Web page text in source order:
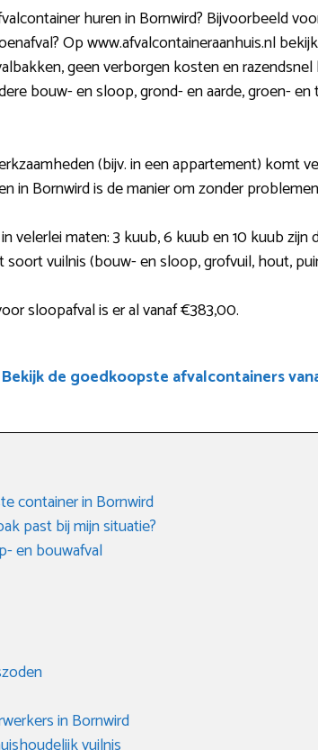
huren in Bornwird? Bijvoorbeeld
Op www.afvalcontaineraanhuis.nl
geen verborgen kosten en
bouw- en sloop, grond- en aarde, groen-
(bijv. in een appartement) komt
in Bornwird is de manier om zonder
velerlei maten: 3 kuub, 6 kuub en 10 kuub zijn
vuilnis (bouw- en sloop, grofvuil, hout,
sloopafval is er al vanaf €383,00.
Bekijk de goedkoopste afvalcontainers
container in Bornwird
past bij mijn situatie?
en bouwafval
in Bornwird